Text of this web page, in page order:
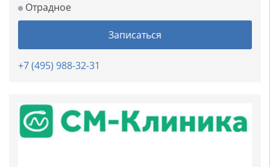
Отрадное
Записаться
+7 (495) 988-32-31